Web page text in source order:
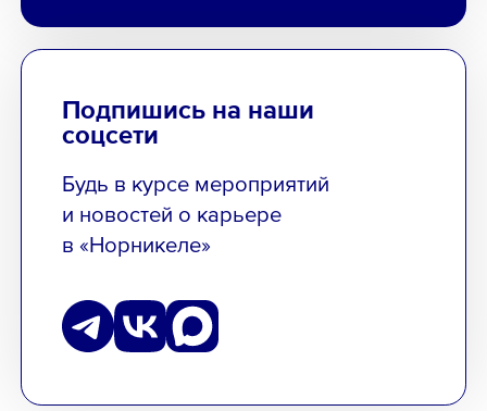
Подпишись на наши
соцсети
Будь в курсе мероприятий
и новостей о карьере
в «Норникеле»